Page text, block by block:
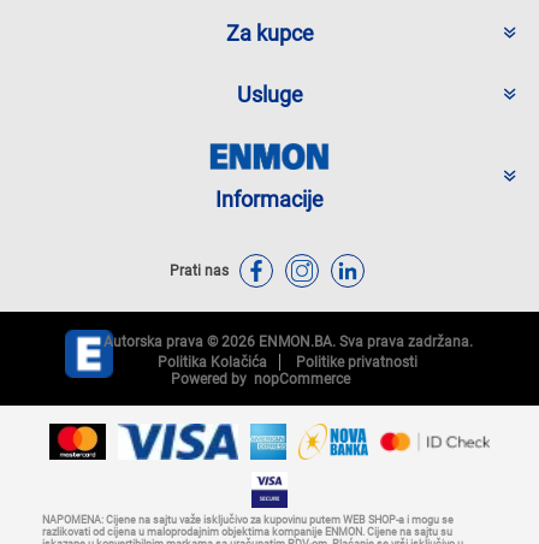
Za kupce
Usluge
Informacije
Prati nas
Autorska prava © 2026 ENMON.BA. Sva prava zadržana.
Politika Kolačića
Politike privatnosti
Powered by nopCommerce
NAPOMENA: Cijene na sajtu važe isključivo za kupovinu putem WEB SHOP-a i mogu se
razlikovati od cijena u maloprodajnim objektima kompanije ENMON. Cijene na sajtu su